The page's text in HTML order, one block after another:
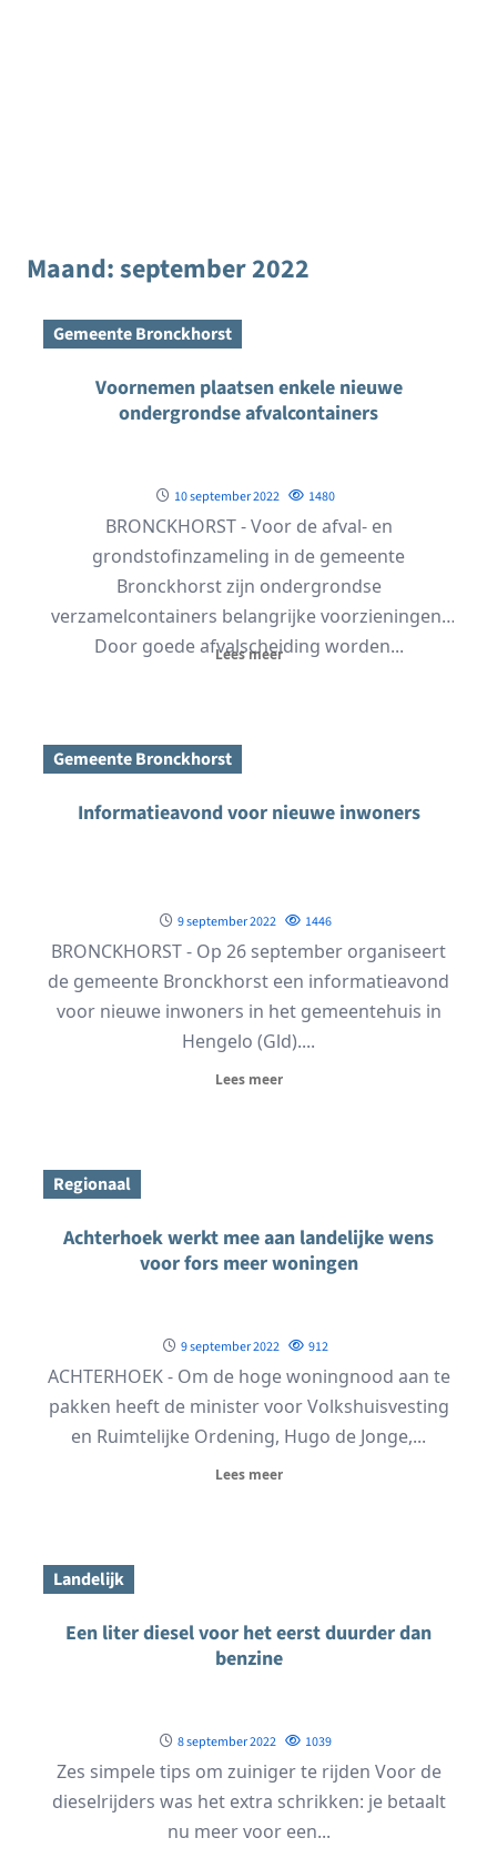
Maand:september 2022
Gemeente Bronckhorst
Voornemen plaatsen enkele nieuwe
ondergrondse afvalcontainers
10 september 2022 1480
BRONCKHORST - Voor de afval- en
grondstofinzameling in de gemeente
Bronckhorst zijn ondergrondse
verzamelcontainers belangrijke voorzieningen.
Door goede afvalscheiding worden...
Lees meer
Gemeente Bronckhorst
Informatieavond voor nieuwe inwoners
9 september 2022 1446
BRONCKHORST - Op 26 september organiseert
de gemeente Bronckhorst een informatieavond
voor nieuwe inwoners in het gemeentehuis in
Hengelo (Gld)....
Lees meer
Regionaal
Achterhoek werkt mee aan landelijke wens
voor fors meer woningen
9 september 2022 912
ACHTERHOEK - Om de hoge woningnood aan te
pakken heeft de minister voor Volkshuisvesting
en Ruimtelijke Ordening, Hugo de Jonge,...
Lees meer
Landelijk
Een liter diesel voor het eerst duurder dan
benzine
8 september 2022 1039
Zes simpele tips om zuiniger te rijden Voor de
dieselrijders was het extra schrikken: je betaalt
nu meer voor een...